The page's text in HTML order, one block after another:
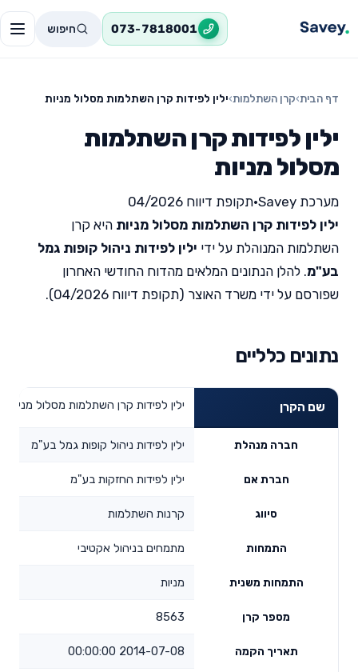
073-7818001 חיפוש
דף הבית›קרן השתלמות›ילין לפידות קרן השתלמות מסלול מניות
ילין לפידות קרן השתלמות
מסלול מניות
מערכת Savey •תקופת דיווח 04/2026
ילין לפידות קרן השתלמות מסלול מניות היא קרן
השתלמות המנוהלת על ידי ילין לפידות ניהול קופות גמל
בע"מ. להלן הנתונים המלאים מהדוח החודשי האחרון
שפורסם על ידי משרד האוצר (תקופת דיווח 04/2026).
נתונים כלליים
שם הקרן ילין לפידות קרן השתלמות מסלול מניות
חברה מנהלת ילין לפידות ניהול קופות גמל בע"מ
חברת אם ילין לפידות החזקות בע"מ
סיווג קרנות השתלמות
התמחות מתמחים בניהול אקטיבי
התמחות משנית מניות
מספר קרן 8563
תאריך הקמה 2014-07-08 00:00:00